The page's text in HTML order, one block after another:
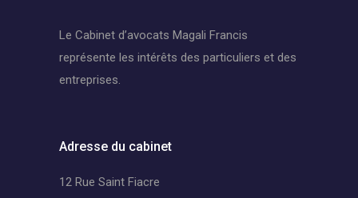
Le Cabinet d’avocats Magali Francis
représente les intérêts des particuliers et des
entreprises.
Adresse du cabinet
12 Rue Saint Fiacre